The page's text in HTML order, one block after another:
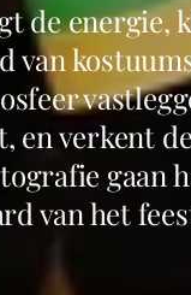
de energie,
van
en verkent
gaan
van het